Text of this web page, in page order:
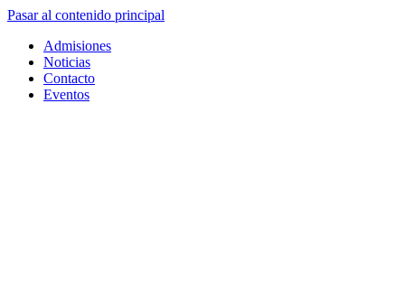
Pasar al contenido principal
Admisiones
Noticias
Contacto
Eventos